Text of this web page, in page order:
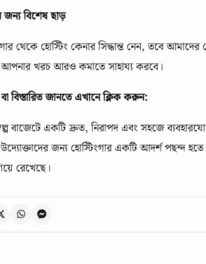
বিশেষ ছাড়
থেকে হোস্টিং কেনার সিদ্ধান্ত নেন, তবে আমাদের
আপনার খরচ আরও কমাতে সাহায্য করবে।
বিস্তারিত জানতে এখানে ক্লিক করুন:
বাজেটে একটি দ্রুত, নিরাপদ এবং সহজে
জন্য হোস্টিংগার একটি আদর্শ পছন্দ
রেখেছে।